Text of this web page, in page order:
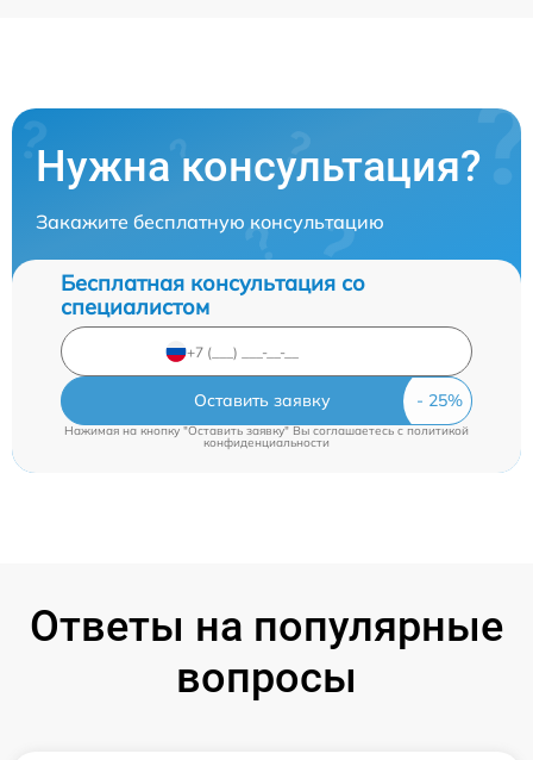
Нужна консультация?
Закажите бесплатную консультацию
Бесплатная консультация со
специалистом
Оставить заявку
Нажимая на кнопку "Оставить заявку" Вы соглашаетесь cполитикой
конфиденциальности
Ответы на популярные
вопросы